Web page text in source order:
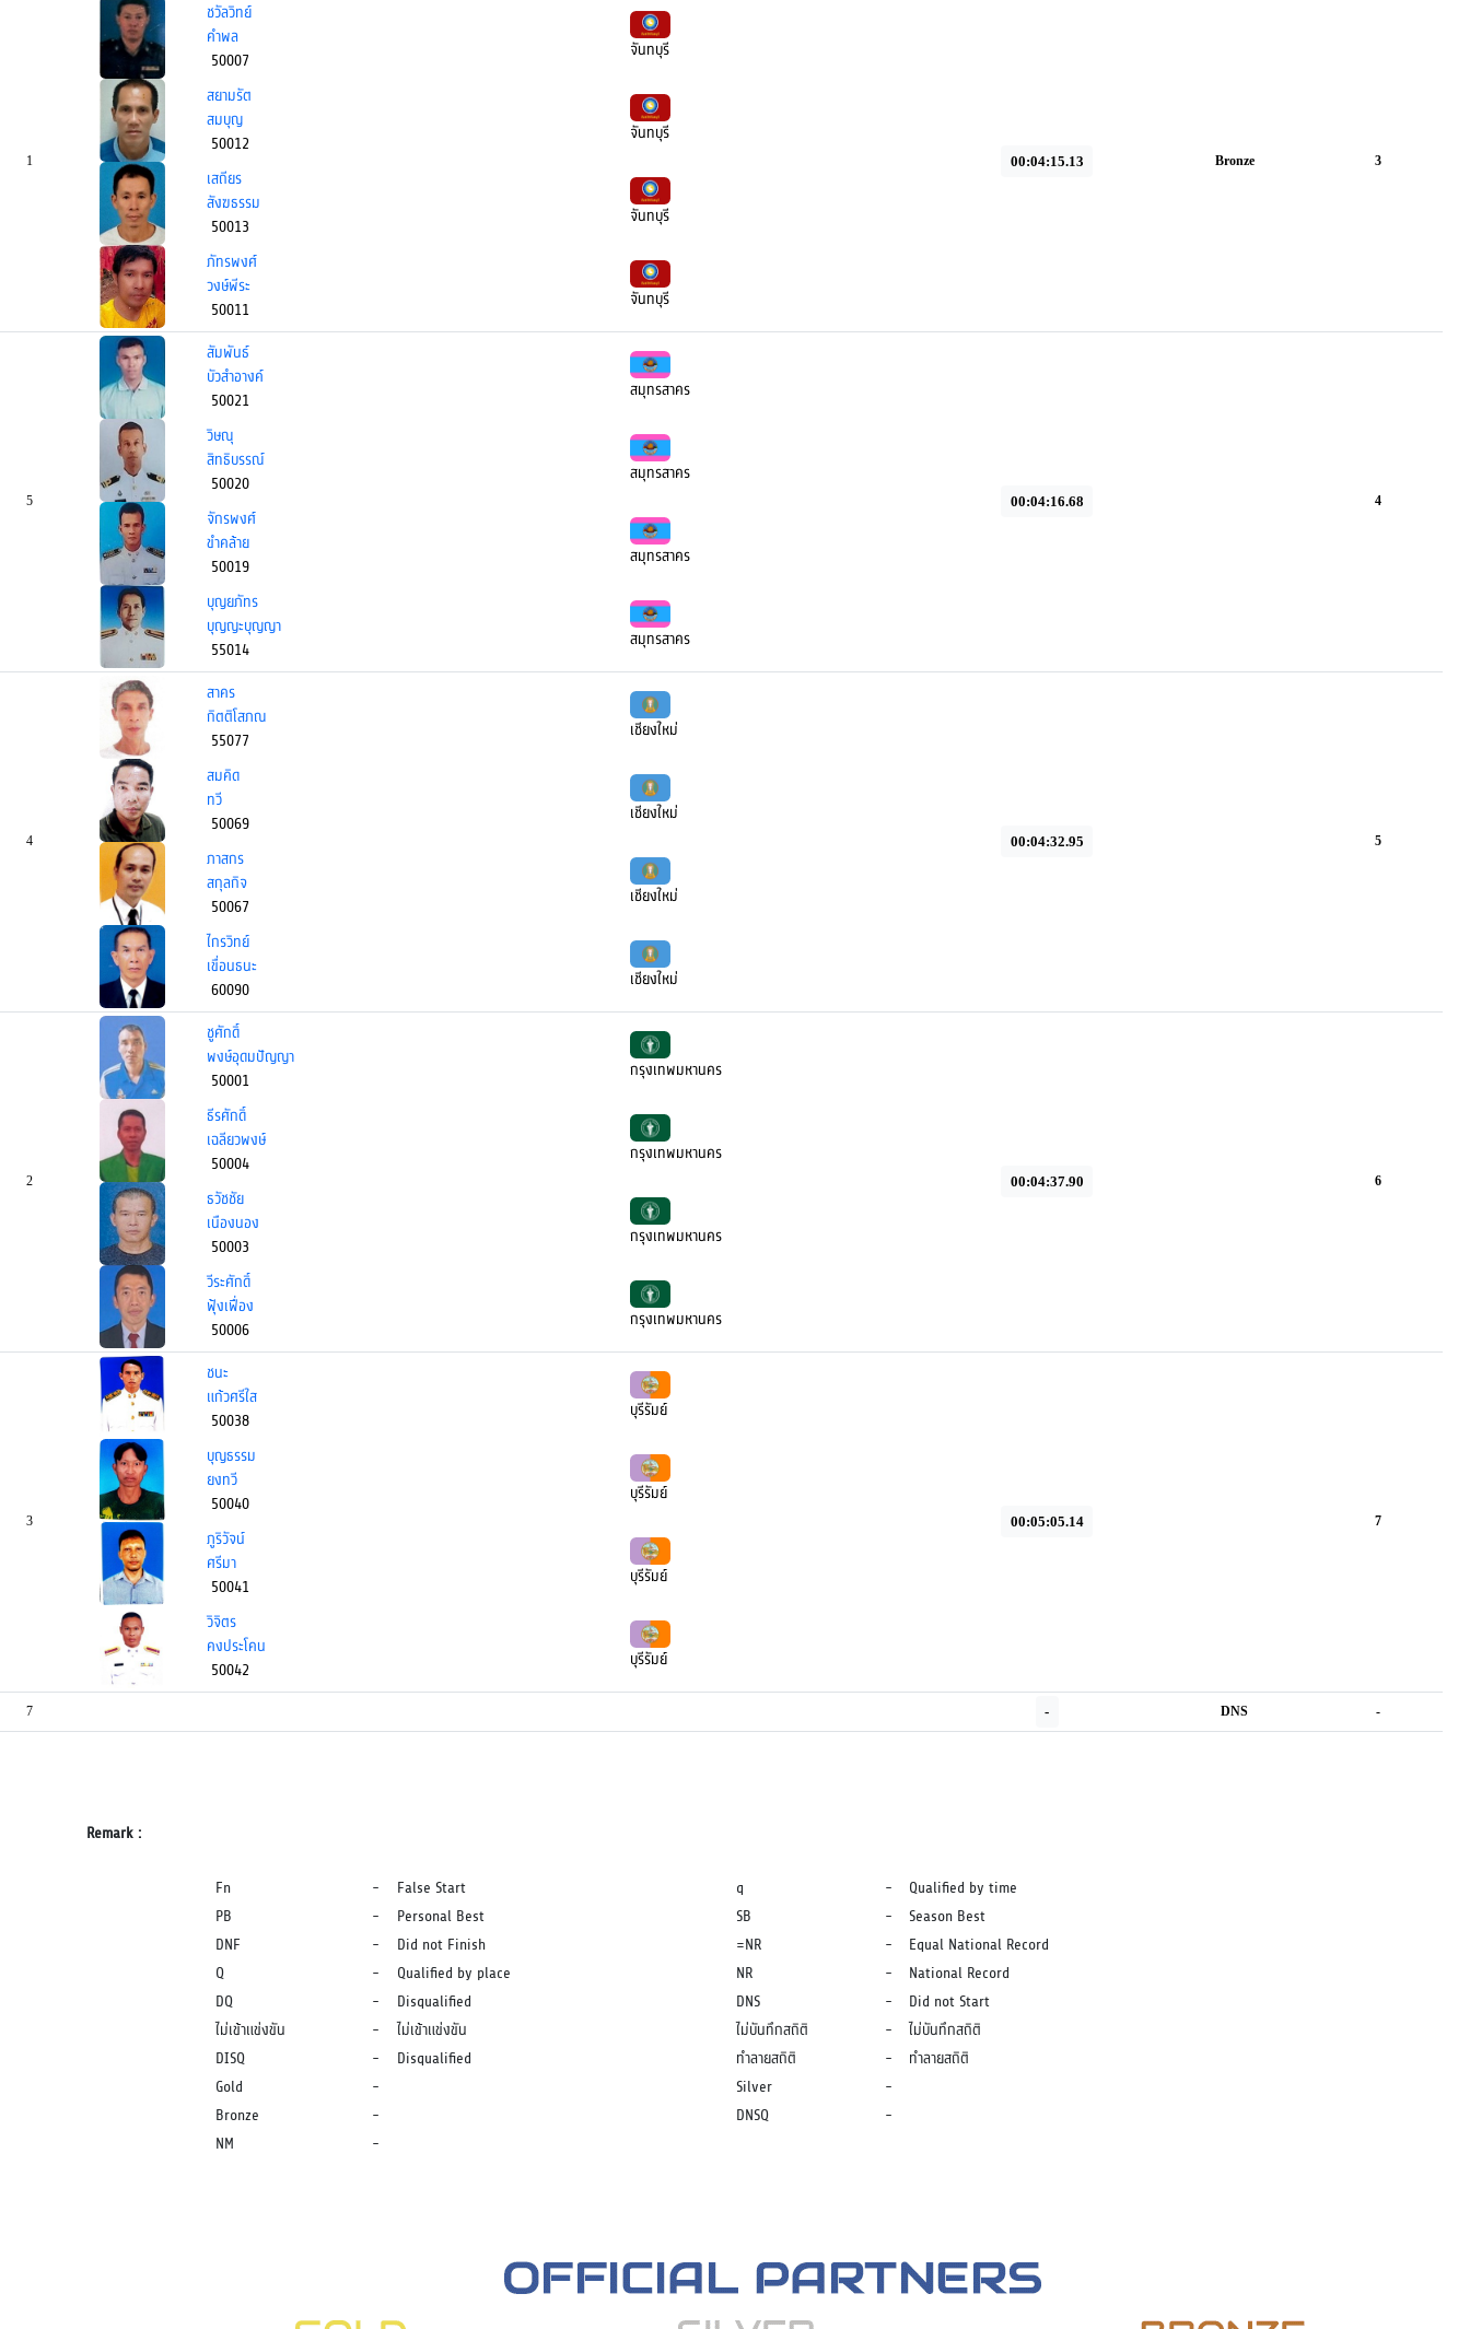
1
ชวัลวิทย์
คำพล
50007
จันทบุรี
สยามรัต
สมบุญ
50012
จันทบุรี
เสถียร
สังฆธรรม
50013
จันทบุรี
ภัทรพงศ์
วงษ์พีระ
50011
จันทบุรี
00:04:15.13 Bronze 3
5
สัมพันธ์
บัวสำอางค์
50021
สมุทรสาคร
วิษณุ
สิทธิบรรณ์
50020
สมุทรสาคร
จักรพงศ์
ขำคล้าย
50019
สมุทรสาคร
บุญยภัทร
บุญญะบุญญา
55014
สมุทรสาคร
00:04:16.68 4
4
สาคร
กิตติโสภณ
55077
เชียงใหม่
สมคิด
ทวี
50069
เชียงใหม่
ภาสกร
สกุลกิจ
50067
เชียงใหม่
ไกรวิทย์
เขื่อนธนะ
60090
เชียงใหม่
00:04:32.95 5
2
ชูศักดิ์
พงษ์อุดมปัญญา
50001
กรุงเทพมหานคร
ธีรศักดิ์
เฉลียวพงษ์
50004
กรุงเทพมหานคร
ธวัชชัย
เนืองนอง
50003
กรุงเทพมหานคร
วีระศักดิ์
ฟุ้งเฟื่อง
50006
กรุงเทพมหานคร
00:04:37.90 6
3
ชนะ
แก้วศรีใส
50038
บุรีรัมย์
บุญธรรม
ยงทวี
50040
บุรีรัมย์
ภูริวัจน์
ศรีมา
50041
บุรีรัมย์
วิจิตร
คงประโคน
50042
บุรีรัมย์
00:05:05.14 7
7 - DNS -
Remark :
Fn - False Start q -
Qualified by time
PB
- Personal Best SB -
Season Best
DNF
- Did not Finish =NR -
Equal National Record
Q
- Qualified by place NR -
National Record
DQ
- Disqualified DNS -
Did not Start
ไม่เข้าแข่งขัน
- ไม่เข้าแข่งขัน ไม่บันทึกสถิติ -
ไม่บันทึกสถิติ
DISQ
- Disqualified ทำลายสถิติ -
ทำลายสถิติ
Gold
- Silver
-
Bronze
- DNSQ
-
NM
-